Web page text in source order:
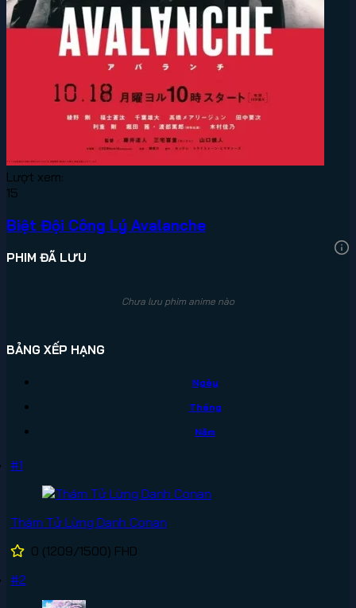
Lượt xem:
15
Biệt Đội Công Lý Avalanche
PHIM ĐÃ LƯU
Chưa lưu phim anime nào
BẢNG XẾP HẠNG
Ngày
Tháng
Năm
#1
Thám Tử Lừng Danh Conan
0 (1209/1500) FHD
#2